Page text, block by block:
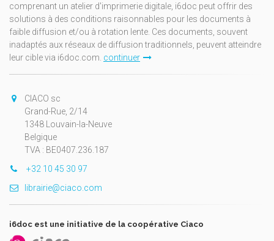
comprenant un atelier d'imprimerie digitale, i6doc peut offrir des
solutions à des conditions raisonnables pour les documents à
faible diffusion et/ou à rotation lente. Ces documents, souvent
inadaptés aux réseaux de diffusion traditionnels, peuvent atteindre
leur cible via i6doc.com. continuer
CIACO sc
Grand-Rue, 2/14
1348 Louvain-la-Neuve
Belgique
TVA : BE0407.236.187
+32 10 45 30 97
librairie@ciaco.com
i6doc est une initiative de la coopérative Ciaco